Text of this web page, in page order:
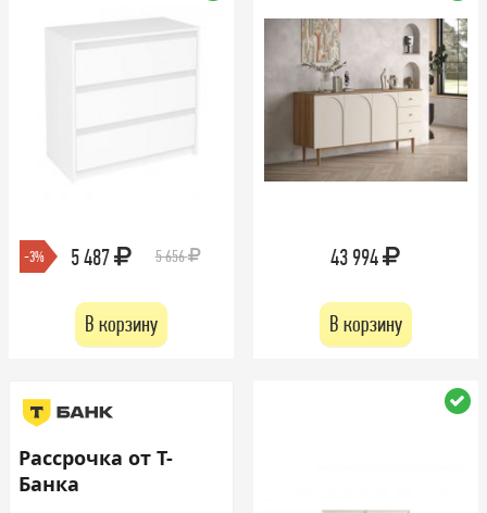
-3% 5 487 5 656
В корзину
43 994
В корзину
Рассрочка от Т-
Банка